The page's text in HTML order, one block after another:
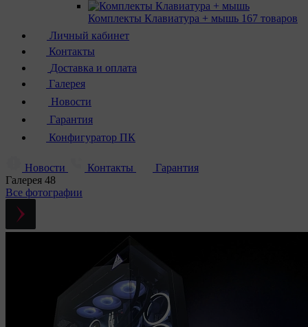
Комплекты Клавиатура + мышь 167 товаров
Личный кабинет
Контакты
Доставка и оплата
Галерея
Новости
Гарантия
Конфигуратор ПК
Новости Контакты
Гарантия
Галерея 48
Все фотографии